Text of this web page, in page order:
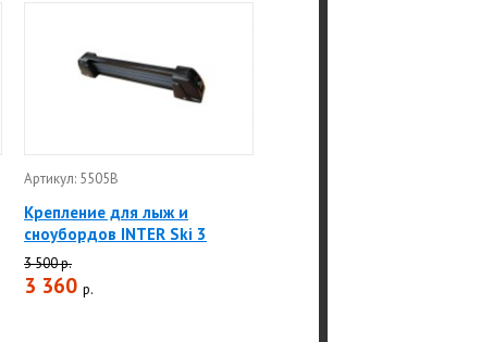
Артикул: 5505B
Крепление для лыж и
сноубордов INTER Ski 3
3 500 р.
3 360 р.